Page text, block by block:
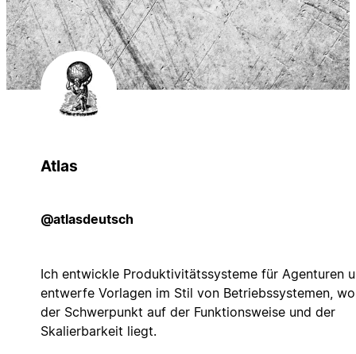
Atlas
@atlasdeutsch
Ich entwickle Produktivitätssysteme für Agenturen
entwerfe Vorlagen im Stil von Betriebssystemen,
der Schwerpunkt auf der Funktionsweise und der
Skalierbarkeit liegt.